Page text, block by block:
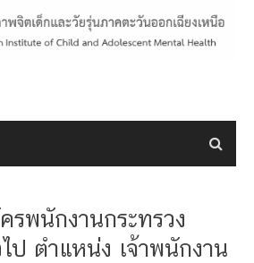
รพนักงานกระทรวง
ป ตำแหน่ง เจ้าพนักงาน